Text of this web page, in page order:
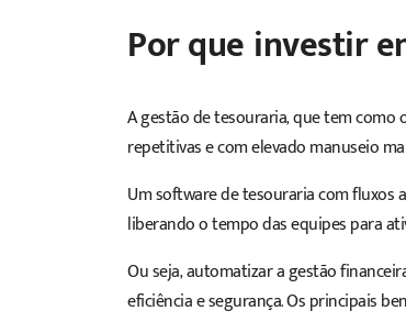
Por que investir
A gestão de tesouraria, que tem
repetitivas e com elevado manuseio
Umsoftwarede tesouraria com fluxos
liberando o tempo das equipes para
Ou seja, automatizar a gestão
eficiência e segurança. Os principais